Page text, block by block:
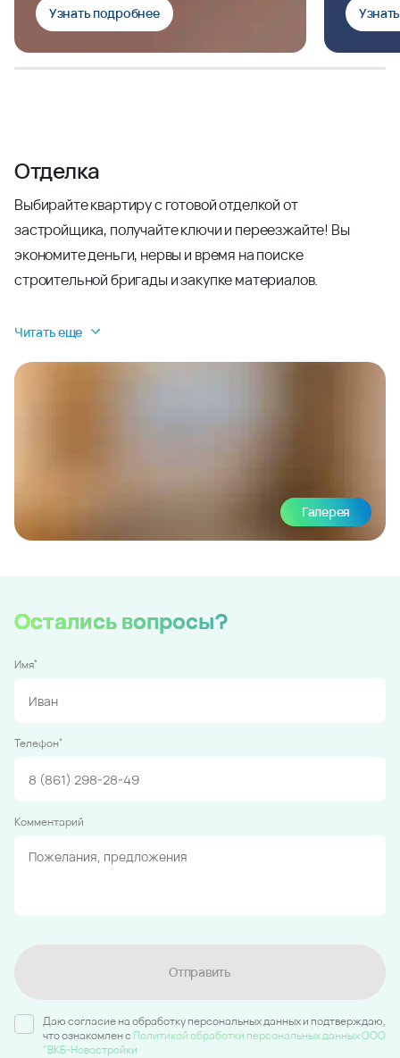
Узнать подробнее
Отделка
Выбирайте квартиру с готовой отделкой от
застройщика, получайте ключи и переезжайте! Вы
экономите деньги, нервы и время на поиске
строительной бригады и закупке материалов.
Читать еще
Галерея
Остались вопросы?
Имя*
Телефон*
Комментарий
Отправить
Даю согласие на обработку персональных данных и подтверждаю,
что ознакомлен c Политикой обработки персональных данных ООО
"ВКБ-Новостройки